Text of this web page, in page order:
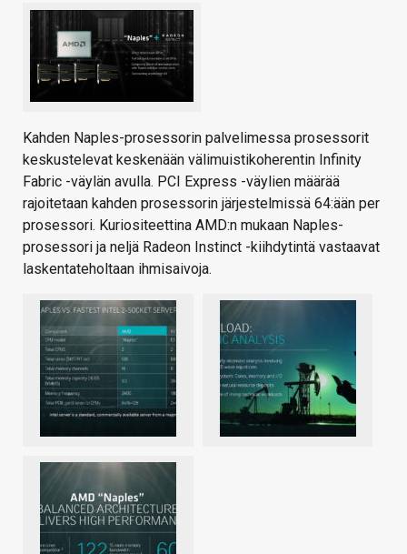
Kahden Naples-prosessorin palvelimessa prosessorit
keskustelevat keskenään välimuistikoherentin Infinity
Fabric -väylän avulla. PCI Express -väylien määrää
rajoitetaan kahden prosessorin järjestelmissä 64:ään per
prosessori. Kuriositeettina AMD:n mukaan Naples-
prosessori ja neljä Radeon Instinct -kiihdytintä vastaavat
laskentateholtaan ihmisaivoja.